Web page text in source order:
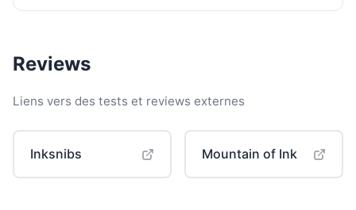
Reviews
Liens vers des tests et reviews externes
Inksnibs Mountain of Ink